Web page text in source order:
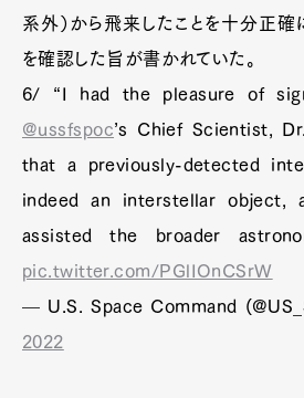
系外）から飛来したことを十分正確
を確認した旨が書かれていた。
6/ “I had the pleasure of
@ussfspoc’s Chief Scientist,
that a previously-detected
indeed an interstellar object,
assisted the broader
pic.twitter.com/PGlIOnCSrW
— U.S. Space Command
2022